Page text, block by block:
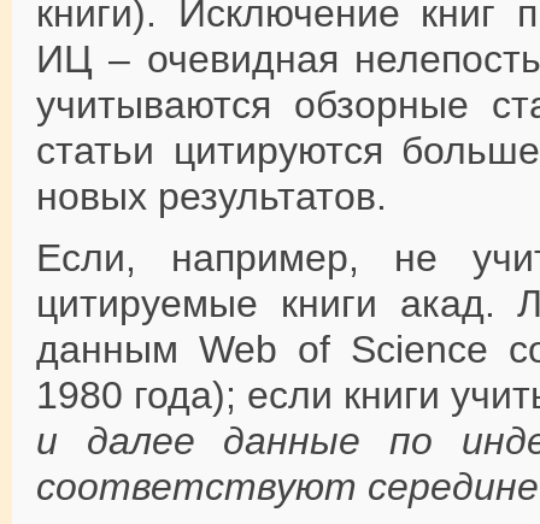
книги). Исключение книг
ИЦ – очевидная
учитываются обзорные
статьи цитируются
новых результатов.
Если, например, не
цитируемые книги
данным Web of Science
1980 года); если книги
и далее данные по
соответствуют середине